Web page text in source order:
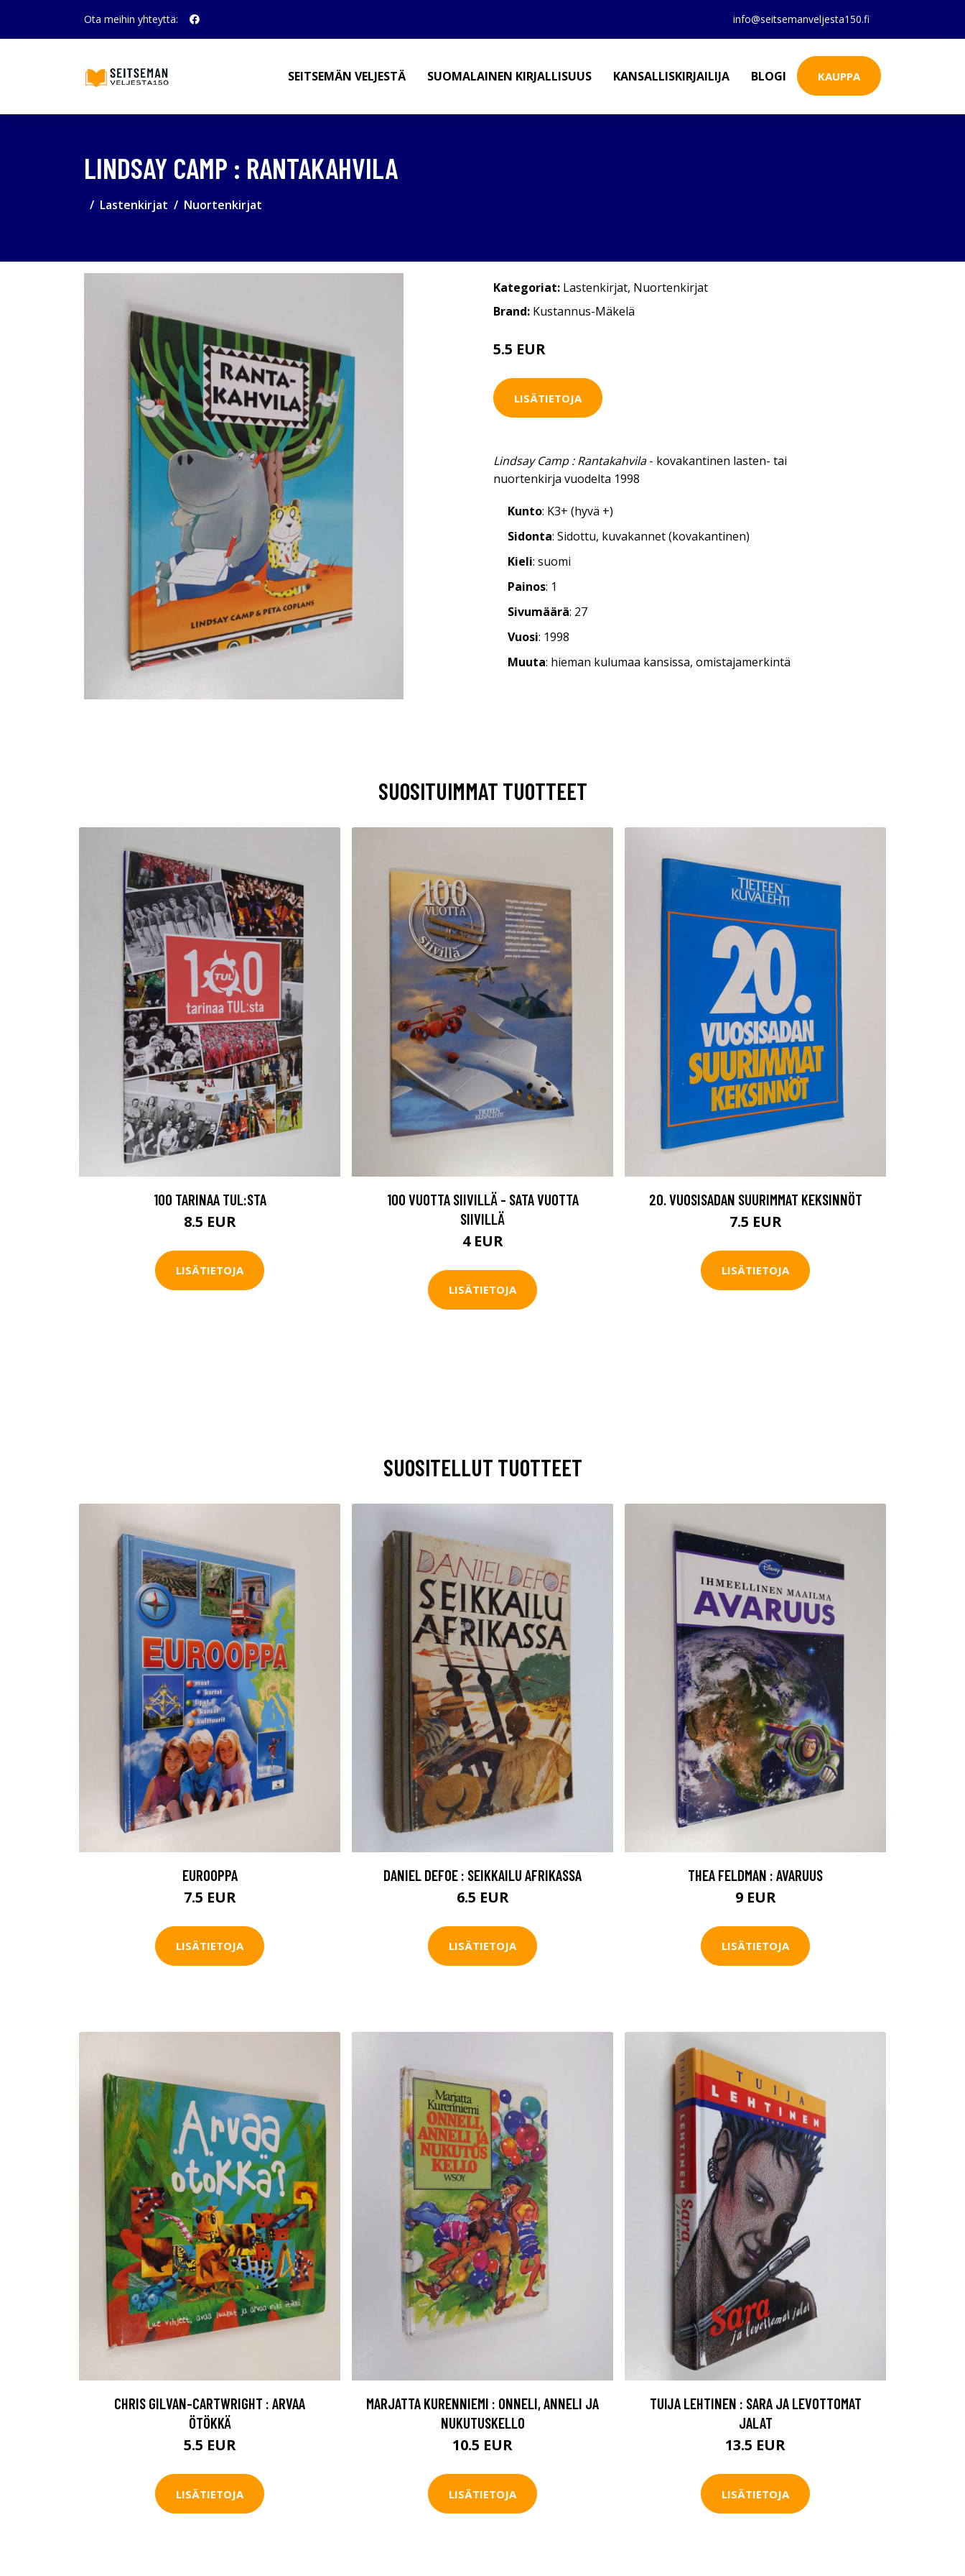
Ota meihin yhteyttä: info@seitsemanveljesta150.fi
SEITSEMÄN VELJESTÄ SUOMALAINEN KIRJALLISUUS KANSALLISKIRJAILIJA BLOGI KAUPPA
LINDSAY CAMP : RANTAKAHVILA
Lastenkirjat Nuortenkirjat
Kategoriat: Lastenkirjat, Nuortenkirjat
Brand: Kustannus-Mäkelä
5.5 EUR
LISÄTIETOJA
Lindsay Camp : Rantakahvila- kovakantinen lasten- tai
nuortenkirja vuodelta 1998
Kunto: K3+ (hyvä +)
Sidonta: Sidottu, kuvakannet (kovakantinen)
Kieli: suomi
Painos: 1
Sivumäärä: 27
Vuosi: 1998
Muuta: hieman kulumaa kansissa, omistajamerkintä
SUOSITUIMMAT TUOTTEET
100 TARINAA TUL:STA
8.5 EUR
LISÄTIETOJA
100 VUOTTA SIIVILLÄ - SATA VUOTTA
SIIVILLÄ
4 EUR
LISÄTIETOJA
20. VUOSISADAN SUURIMMAT KEKSINNÖT
7.5 EUR
LISÄTIETOJA
SUOSITELLUT TUOTTEET
EUROOPPA
7.5 EUR
LISÄTIETOJA
DANIEL DEFOE : SEIKKAILU AFRIKASSA
6.5 EUR
LISÄTIETOJA
THEA FELDMAN : AVARUUS
9 EUR
LISÄTIETOJA
CHRIS GILVAN-CARTWRIGHT : ARVAA
ÖTÖKKÄ
5.5 EUR
LISÄTIETOJA
MARJATTA KURENNIEMI : ONNELI, ANNELI JA
NUKUTUSKELLO
10.5 EUR
LISÄTIETOJA
TUIJA LEHTINEN : SARA JA LEVOTTOMAT
JALAT
13.5 EUR
LISÄTIETOJA